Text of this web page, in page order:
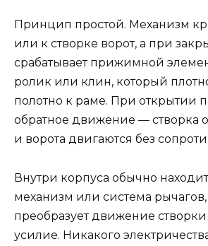
Принцип простой. Механизм
или к створке ворот, а при
срабатывает прижимной
ролик или клин, который
полотно к раме. При открытии
обратное движение — створка
и ворота двигаются без
Внутри корпуса обычно
механизм или система рычагов,
преобразует движение
усилие. Никакого